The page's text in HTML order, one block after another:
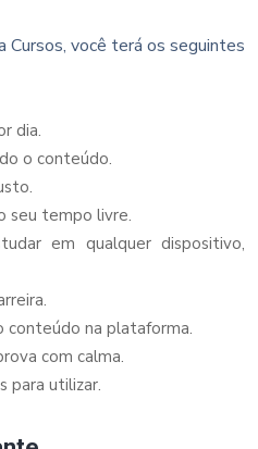
Cursos, você terá os seguintes
dia.
o conteúdo.
seu tempo livre.
em qualquer dispositivo,
na plataforma.
com calma.
para utilizar.